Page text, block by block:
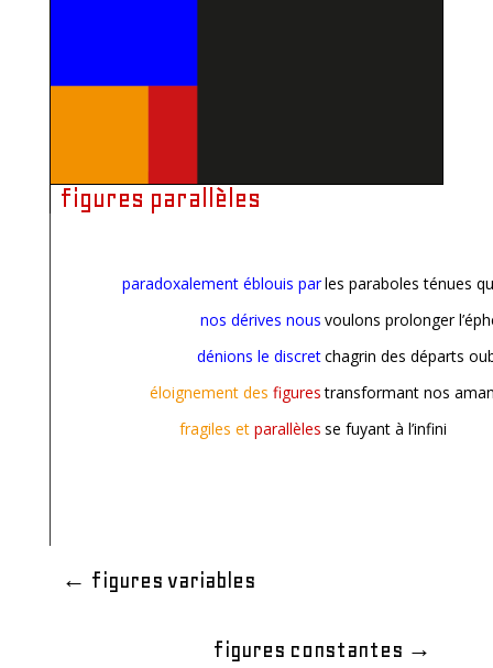
figures parallèles
paradoxalement éblouis par
nos dérives nous
dénions le discret
éloignement des figures
fragiles et parallèles
les paraboles ténues
voulons prolonger
chagrin des départs
transformant nos
se fuyant à l’infini
← figures variables
figures constantes →